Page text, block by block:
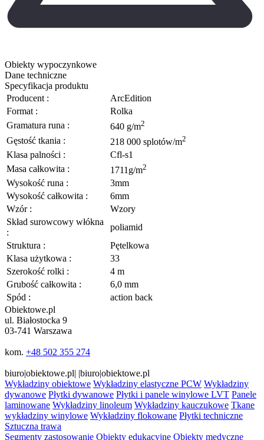
Obiekty wypoczynkowe
Dane techniczne
Specyfikacja produktu
Producent :
ArcEdition
Format :
Rolka
Gramatura runa :
640 g/m2
Gęstość tkania : 218 000 splotów/m2
Klasa palności :
Cfl-s1
Masa całkowita :
1711g/m2
Wysokość runa :
3mm
Wysokość całkowita :
6mm
Wzór :
Wzory
Skład surowcowy włókna
:
poliamid
Struktura :
Pętelkowa
Klasa użytkowa :
33
Szerokość rolki :
4 m
Grubość całkowita :
6,0 mm
Spód :
action back
Obiektowe.pl
ul. Białostocka 9
03-741 Warszawa
kom. +48 502 355 274
biuro|obiektowe.pl| |biuro|obiektowe.pl
Wykładziny obiektowe Wykładziny elastyczne PCW Wykładziny
dywanowe Płytki dywanowe Płytki i panele winylowe LVT Panele
laminowane Wykładziny linoleum Wykładziny kauczukowe Tkane
wykładziny winylowe Wykładziny flokowane Płytki techniczne
Sztuczna trawa
Segmenty zastosowanie Obiekty edukacyjne Obiekty medyczne